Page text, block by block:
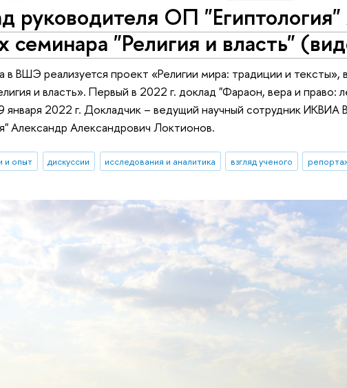
руководителя ОП
семинара "Религия и власть"
в ВШЭ реализуется проект «Религии мира: традиции и тексты»,
и власть». Первый в 2022 г. доклад "Фараон, вера и право:
января 2022 г. Докладчик – ведущий научный сотрудник
Александр Александрович Локтионов.
и опыт дискуссии исследования и аналитика взгляд ученого